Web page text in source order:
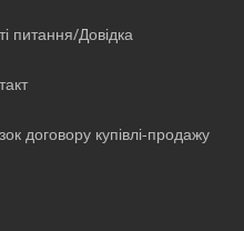
питання/Довідка
договору купівлі-продажу